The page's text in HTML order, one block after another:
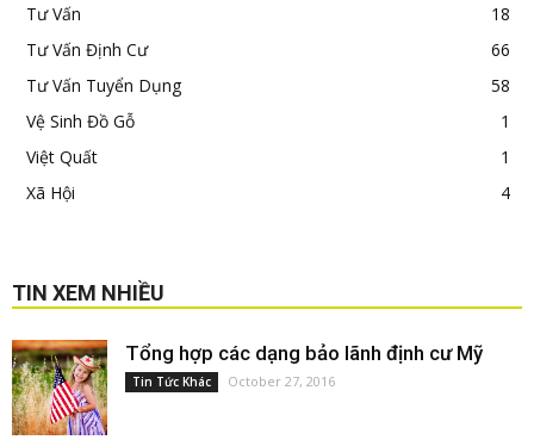
Tư Vấn
18
Tư Vấn Định Cư
66
Tư Vấn Tuyển Dụng
58
Vệ Sinh Đồ Gỗ
1
Việt Quất
1
Xã Hội
4
TIN XEM NHIỀU
Tổng hợp các dạng bảo lãnh định cư Mỹ
Tin Tức Khác October 27, 2016